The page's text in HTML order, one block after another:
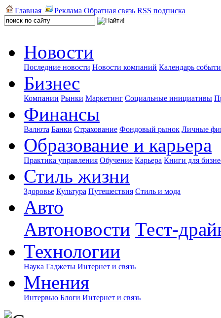
Главная Реклама Обратная связь RSS подписка
Новости
Последние новости Новости компаний Календарь
Бизнес
Компании Рынки Маркетинг Социальные инициативы
Финансы
Валюта Банки Страхование Фондовый рынок Личные
Образование и карьера
Практика управления Обучение Карьера Книги для
Стиль жизни
Здоровье Культура Путешествия Стиль и мода
Авто
Автоновости Тест-
Технологии
Наука Гаджеты Интернет и связь
Мнения
Интервью Блоги Интернет и связь